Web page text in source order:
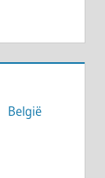
België